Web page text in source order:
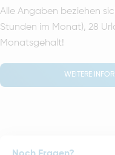
Alle Angaben beziehen
Stunden im Monat), 28
Monatsgehalt!
WEITERE